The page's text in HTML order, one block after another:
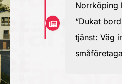
Norrköping
“Dukat
tjänst: Väg